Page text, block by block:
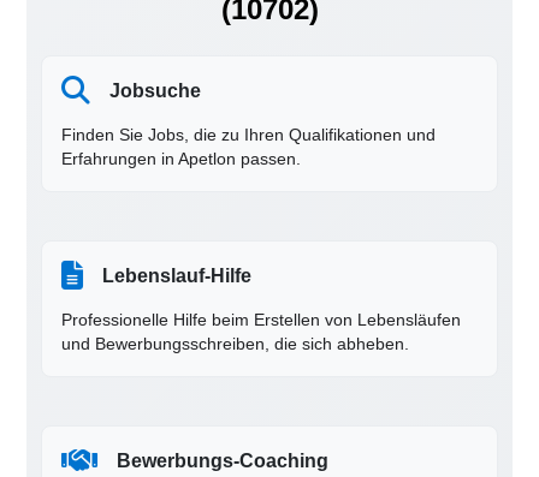
(10702)
Jobsuche
Finden Sie Jobs, die zu Ihren Qualifikationen und
Erfahrungen in Apetlon passen.
Lebenslauf-Hilfe
Professionelle Hilfe beim Erstellen von Lebensläufen
und Bewerbungsschreiben, die sich abheben.
Bewerbungs-Coaching